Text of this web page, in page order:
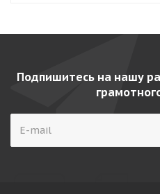
Подпишитесь на нашу